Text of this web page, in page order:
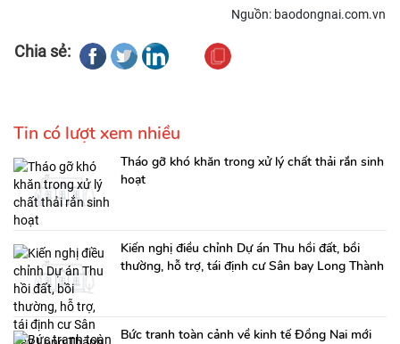
Nguồn: baodongnai.com.vn
Chia sẻ:
Tin có lượt xem nhiều
Tháo gỡ khó khăn trong xử lý chất thải rắn sinh
hoạt
Kiến nghị điều chỉnh Dự án Thu hồi đất, bồi
thường, hỗ trợ, tái định cư Sân bay Long Thành
Bức tranh toàn cảnh về kinh tế Đồng Nai mới